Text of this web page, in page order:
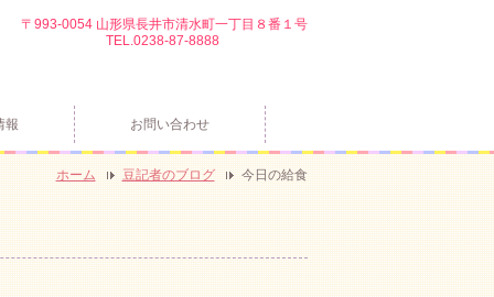
〒993-0054 山形県長井市清水町一丁目８番１号
TEL.0238-87-8888
報 お問い合わせ
ホーム 豆記者のブログ 今日の給食